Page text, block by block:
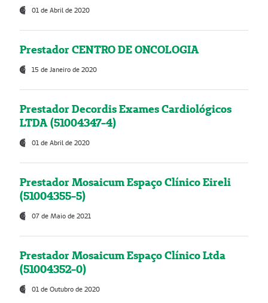
01 de Abril de 2020
Prestador CENTRO DE ONCOLOGIA
15 de Janeiro de 2020
Prestador Decordis Exames Cardiológicos
LTDA (51004347-4)
01 de Abril de 2020
Prestador Mosaicum Espaço Clínico Eireli
(51004355-5)
07 de Maio de 2021
Prestador Mosaicum Espaço Clínico Ltda
(51004352-0)
01 de Outubro de 2020